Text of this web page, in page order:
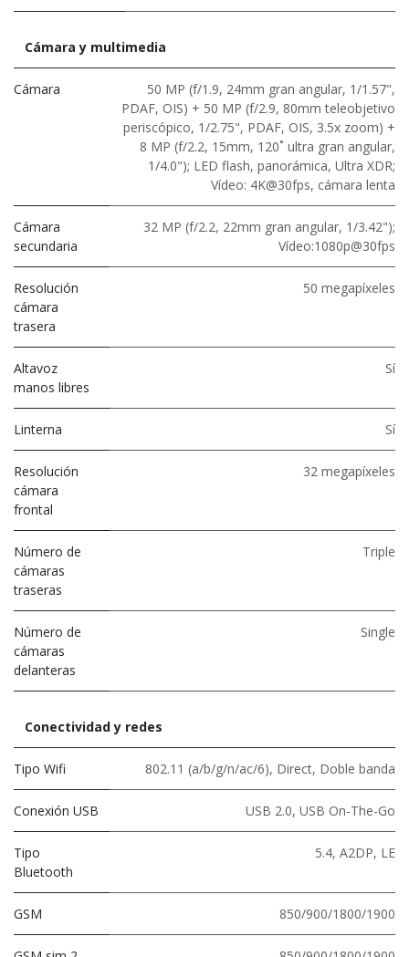
Cámara y multimedia
Cámara
50 MP (f/1.9, 24mm gran angular, 1/1.57",
PDAF, OIS) + 50 MP (f/2.9, 80mm teleobjetivo
periscópico, 1/2.75", PDAF, OIS, 3.5x zoom) +
8 MP (f/2.2, 15mm, 120˚ ultra gran angular,
1/4.0"); LED flash, panorámica, Ultra XDR;
Vídeo: 4K@30fps, cámara lenta
Cámara
secundaria
32 MP (f/2.2, 22mm gran angular, 1/3.42");
Vídeo:1080p@30fps
Resolución
cámara
trasera
50 megapíxeles
Altavoz
manos libres
Sí
Linterna Sí
Resolución
cámara
frontal
32 megapíxeles
Número de
cámaras
traseras
Triple
Número de
cámaras
delanteras
Single
Conectividad y redes
Tipo Wifi 802.11 (a/b/g/n/ac/6), Direct, Doble banda
Conexión USB USB 2.0, USB On-The-Go
Tipo
Bluetooth
5.4, A2DP, LE
GSM 850/900/1800/1900